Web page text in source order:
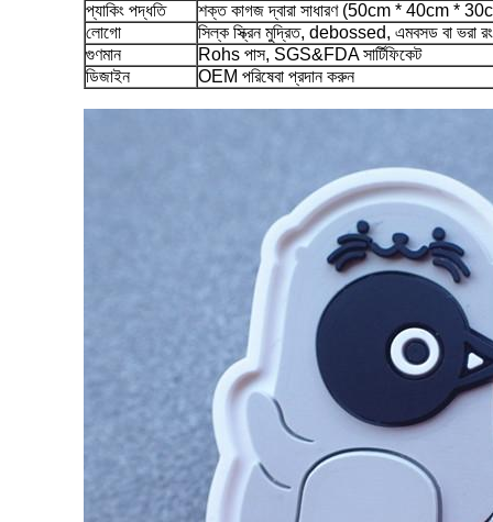
প্যাকিং পদ্ধতি
শক্ত কাগজ দ্বারা সাধারণ (50cm * 40cm *
লোগো
সিল্ক স্ক্রিন মুদ্রিত, debossed, এমবসড বা ভরা রং
গুণমান
Rohs পাস, SGS&FDA সার্টিফিকেট
ডিজাইন
OEM পরিষেবা প্রদান করুন